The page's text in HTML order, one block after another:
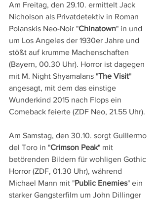
Am Freitag, den 29.10. ermittelt Jack
Nicholson als Privatdetektiv in Roman
Polanskis Neo-Noir "Chinatown" in und
um Los Angeles der 1930er Jahre und
stößt auf krumme Machenschaften
(Bayern, 00.30 Uhr). Horror ist dagegen
mit M. Night Shyamalans "The Visit"
angesagt, mit dem das einstige
Wunderkind 2015 nach Flops ein
Comeback feierte (ZDF Neo, 21.55 Uhr).
Am Samstag, den 30.10. sorgt Guillermo
del Toro in "Crimson Peak" mit
betörenden Bildern für wohligen Gothic
Horror (ZDF, 01.30 Uhr), während
Michael Mann mit "Public Enemies" ein
starker Gangsterfilm um John Dillinger